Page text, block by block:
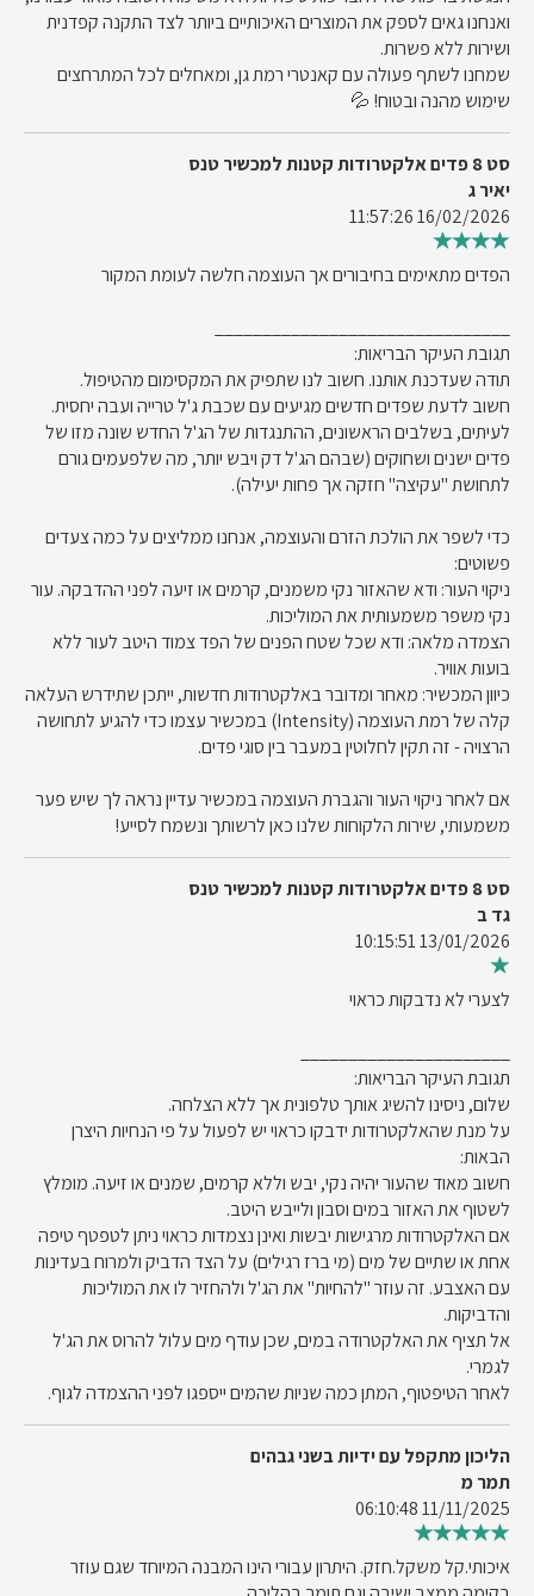
ואנחנו גאים לספק את המוצרים האיכותיים ביותר לצד התקנה קפדנית
ושירות ללא פשרות.
שמחנו לשתף פעולה עם קאנטרי רמת גן, ומאחלים לכל המתרחצים
שימוש מהנה ובטוח! 💦
סט 8 פדים אלקטרודות קטנות למכשיר טנס
יאיר ג
16/02/2026 11:57:26
הפדים מתאימים בחיבורים אך העוצמה חלשה לעומת המקור
תגובת העיקר הבריאות:
תודה שעדכנת אותנו. חשוב לנו שתפיק את המקסימום מהטיפול.
חשוב לדעת שפדים חדשים מגיעים עם שכבת ג'ל טרייה ועבה יחסית.
לעיתים, בשלבים הראשונים, ההתנגדות של הג'ל החדש שונה מזו של
פדים ישנים ושחוקים (שבהם הג'ל דק ויבש יותר, מה שלפעמים גורם
לתחושת "עקיצה" חזקה אך פחות יעילה).
כדי לשפר את הולכת הזרם והעוצמה, אנחנו ממליצים על כמה צעדים
פשוטים:
ניקוי העור: ודא שהאזור נקי משמנים, קרמים או זיעה לפני ההדבקה. עור
נקי משפר משמעותית את המוליכות.
הצמדה מלאה: ודא שכל שטח הפנים של הפד צמוד היטב לעור ללא
בועות אוויר.
כיוון המכשיר: מאחר ומדובר באלקטרודות חדשות, ייתכן שתידרש העלאה
קלה של רמת העוצמה (Intensity) במכשיר עצמו כדי להגיע לתחושה
הרצויה - זה תקין לחלוטין במעבר בין סוגי פדים.
אם לאחר ניקוי העור והגברת העוצמה במכשיר עדיין נראה לך שיש פער
משמעותי, שירות הלקוחות שלנו כאן לרשותך ונשמח לסייע!
סט 8 פדים אלקטרודות קטנות למכשיר טנס
גד ב
13/01/2026 10:15:51
לצערי לא נדבקות כראוי
תגובת העיקר הבריאות:
שלום, ניסינו להשיג אותך טלפונית אך ללא הצלחה.
על מנת שהאלקטרודות ידבקו כראוי יש לפעול על פי הנחיות היצרן
הבאות:
חשוב מאוד שהעור יהיה נקי, יבש וללא קרמים, שמנים או זיעה. מומלץ
לשטוף את האזור במים וסבון ולייבש היטב.
אם האלקטרודות מרגישות יבשות ואינן נצמדות כראוי ניתן לטפטף טיפה
אחת או שתיים של מים (מי ברז רגילים) על הצד הדביק ולמרוח בעדינות
עם האצבע. זה עוזר "להחיות" את הג'ל ולהחזיר לו את המוליכות
והדביקות.
אל תציף את האלקטרודה במים, שכן עודף מים עלול להרוס את הג'ל
לגמרי.
לאחר הטיפטוף, המתן כמה שניות שהמים ייספגו לפני ההצמדה לגוף.
הליכון מתקפל עם ידיות בשני גבהים
תמר מ
11/11/2025 06:10:48
איכותי.קל משקל.חזק. היתרון עבורי הינו המבנה המיוחד שגם עוזר